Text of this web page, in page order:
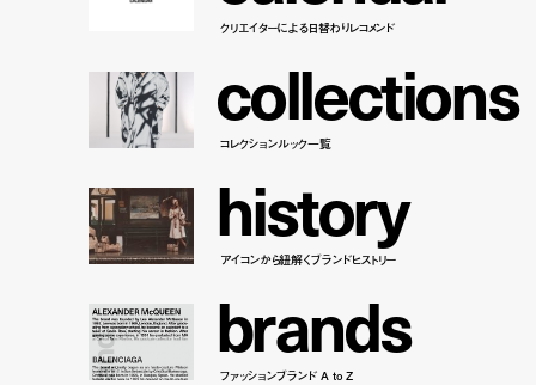
クリエイターによる日替わりレコメンド
collections
コレクションルック一覧
history
アイコンから紐解くブランドヒストリー
brands
ファッションブランド A to Z